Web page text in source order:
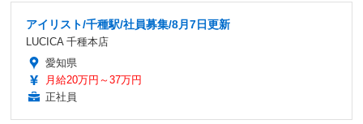
アイリスト/千種駅/社員募集/8月7日更新
LUCICA 千種本店
愛知県
月給20万円～37万円
正社員